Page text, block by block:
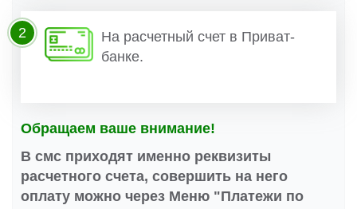
На расчетный счет в Приват-
банке.
2
Обращаем ваше внимание!
В смс приходят именно реквизиты
расчетного счета, совершить на него
оплату можно через Меню "Платежи по